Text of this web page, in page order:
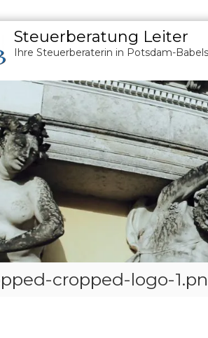
Steuerberatung Leiter
Ihre Steuerberaterin in Potsdam-
cropped-logo-